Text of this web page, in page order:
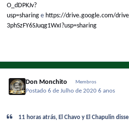
O_dDPKJv?
usp=sharing e https://drive.google.com/
3phSzFY6SJuqg1WxI?usp=sharing
Don Monchito Membros
Postado6 de Julho de 20206 anos
11 horas atrás, El Chavo y El Chapulin